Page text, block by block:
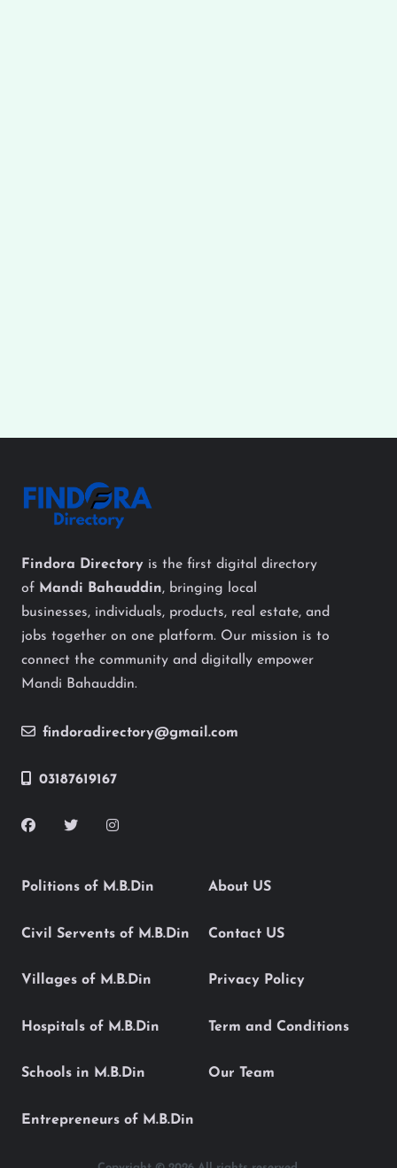
Findora Directory is the first digital directory
of Mandi Bahauddin, bringing local
businesses, individuals, products, real estate, and
jobs together on one platform. Our mission is to
connect the community and digitally empower
Mandi Bahauddin.
findoradirectory@gmail.com
03187619167
Politions of M.B.Din
Civil Servents of M.B.Din
Villages of M.B.Din
Hospitals of M.B.Din
Schools in M.B.Din
Entrepreneurs of M.B.Din
About US
Contact US
Privacy Policy
Term and Conditions
Our Team